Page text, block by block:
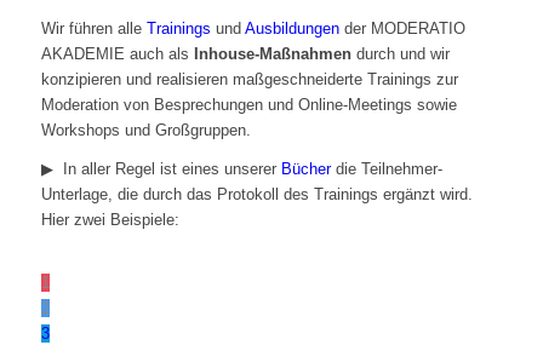
Wir führen alle Trainings und Ausbildungender MODERATIO
AKADEMIE auch als
Inhouse-Maßnahmendurch und wir
konzipieren und realisieren maßgeschneiderte Trainings zur
Moderation von Besprechungen und Online-Meetings sowie
Workshops und Großgruppen.
▶︎ In aller Regel ist eines unserer Bücherdie Teilnehmer-
Unterlage, die durch das Protokoll des Trainings ergänzt wird.
Hier zwei Beispiele:
1
2
3